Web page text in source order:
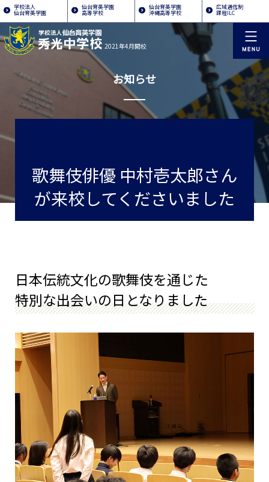
学校法人
仙台育英学園
仙台育英学園
高等学校
仙台育英学園
沖縄高等学校
広域通信制
課程ILC
2021年4月開校
お知らせ
歌舞伎俳優 中村壱太郎さん
が来校してくださいました
日本伝統文化の歌舞伎を通じた
特別な出会いの日となりました